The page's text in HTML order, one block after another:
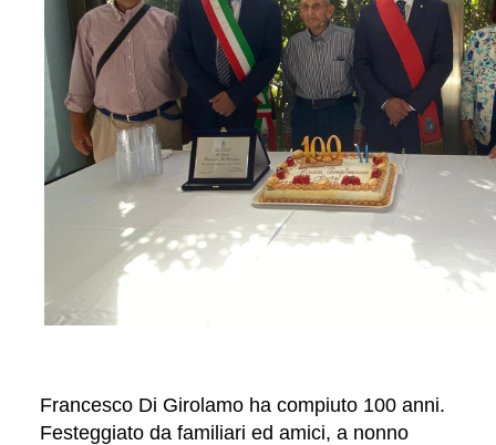
Francesco Di Girolamo ha compiuto 100 anni.
Festeggiato da familiari ed amici, a nonno